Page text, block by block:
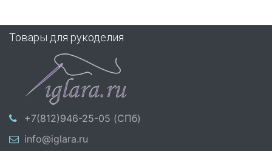
Товары для рукоделия
+7(812)946-25-05 (СПб)
info@iglara.ru